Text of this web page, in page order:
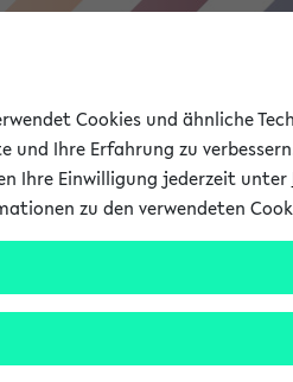
Forschung
Alle
Klicken Sie auf das Semester,
Cookies und ähnliche
und Ihre Erfahrung zu
Ihre Einwilligung jederzeit unter
zu den verwendeten